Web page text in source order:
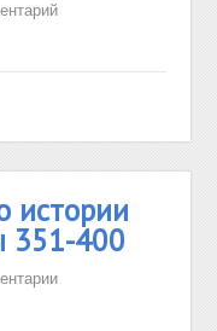
истории
351-400